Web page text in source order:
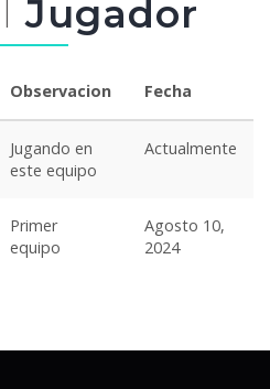
Jugador
Observacion Fecha
Jugando en
este equipo
Actualmente
Primer
equipo
Agosto 10,
2024